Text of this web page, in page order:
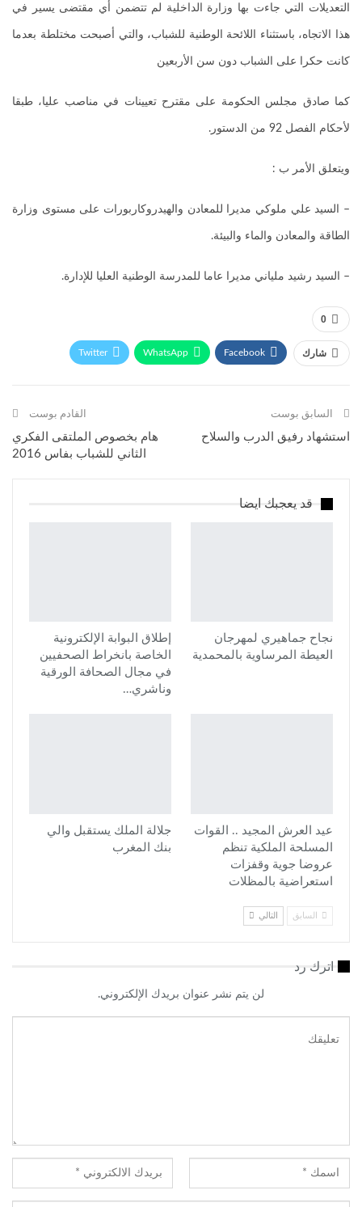
التعديلات التي جاءت بها وزارة الداخلية لم تتضمن أي مقتضى يسير في
هذا الاتجاه، باستثناء اللائحة الوطنية للشباب، والتي أصبحت مختلطة بعدما
كانت حكرا على الشباب دون سن الأربعين
كما صادق مجلس الحكومة على مقترح تعيينات في مناصب عليا، طبقا
لأحكام الفصل 92 من الدستور.
ويتعلق الأمر ب :
– السيد علي ملوكي مديرا للمعادن والهيدروكاربورات على مستوى وزارة
الطاقة والمعادن والماء والبيئة.
– السيد رشيد ملياني مديرا عاما للمدرسة الوطنية العليا للإدارة.
0
شارك Facebook
WhatsApp
Twitter
السابق بوست
استشهاد رفيق الدرب والسلاح
القادم بوست
هام بخصوص الملتقى الفكري
الثاني للشباب بفاس 2016
قد يعجبك ايضا
نجاح جماهيري لمهرجان
العيطة المرساوية بالمحمدية
إطلاق البوابة الإلكترونية
الخاصة بانخراط الصحفيين
في مجال الصحافة الورقية
وناشري…
عيد العرش المجيد .. القوات
المسلحة الملكية تنظم
عروضا جوية وقفزات
استعراضية بالمظلات
جلالة الملك يستقبل والي
بنك المغرب
السابق التالي
اترك رد
لن يتم نشر عنوان بريدك الإلكتروني.